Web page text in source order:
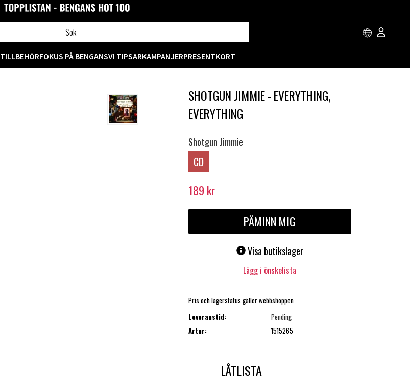
TILLBEHÖRFOKUS PÅ BENGANSVI TIPSARKAMPANJERPRESENTKORT
SHOTGUN JIMMIE - EVERYTHING,
EVERYTHING
Shotgun Jimmie
CD
189 kr
PÅMINN MIG
Visa butikslager
Lägg i önskelista
Pris och lagerstatus gäller webbshoppen
Leveranstid:
Pending
Artnr:
1515265
LÅTLISTA